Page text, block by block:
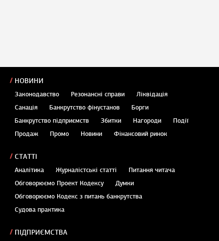
НОВИНИ
Законодавство Резонансні справи
Ліквідація
Санація
Банкрутство фінустанов
Борги
Банкрутство підприємств
Збитки Нагороди
Події
Продаж
Промо Новини Фінансовий ринок
СТАТТІ
Аналітика Журналістські статті
Питання читача
Обговорюємо Проект Кодексу
Думки
Обговорюємо Кодекс з питань банкрутства
Судова практика
ПІДПРИЄМСТВА